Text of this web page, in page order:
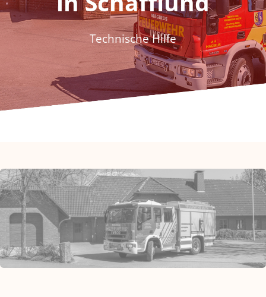
Fördern & Spenden
Jugendfeuerwehr
Kontakt
Technische Hilfe